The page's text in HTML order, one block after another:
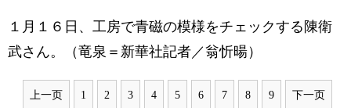
１月１６日、工房で青磁の模様をチェックする陳衛
武さん。（竜泉＝新華社記者／翁忻暘）
上一页 1 2 3 4 5 6 7 8 9 下一页